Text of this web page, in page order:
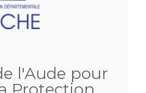
l'Aude pour